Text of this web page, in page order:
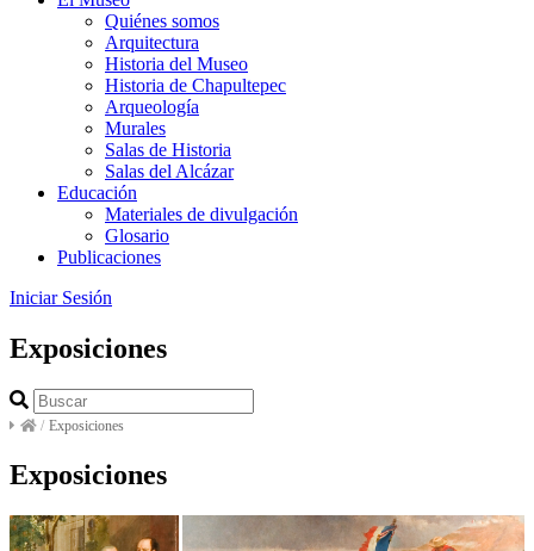
Quiénes somos
Arquitectura
Historia del Museo
Historia de Chapultepec
Arqueología
Murales
Salas de Historia
Salas del Alcázar
Educación
Materiales de divulgación
Glosario
Publicaciones
Iniciar Sesión
Exposiciones
/ Exposiciones
Exposiciones